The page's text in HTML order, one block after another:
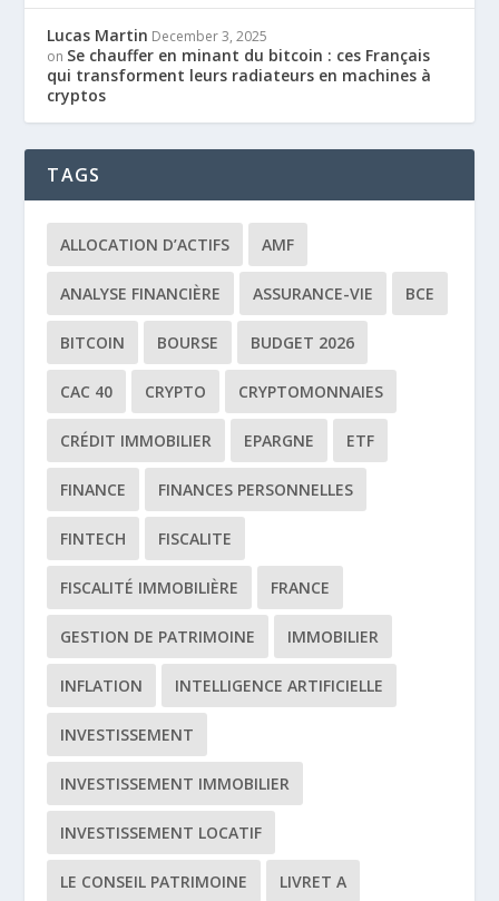
Lucas Martin December 3, 2025
on Se chauffer en minant du bitcoin : ces Français
qui transforment leurs radiateurs en machines à
cryptos
TAGS
ALLOCATION D’ACTIFS AMF
ANALYSE FINANCIÈRE ASSURANCE-VIE BCE
BITCOIN BOURSE BUDGET 2026
CAC 40 CRYPTO CRYPTOMONNAIES
CRÉDIT IMMOBILIER EPARGNE ETF
FINANCE FINANCES PERSONNELLES
FINTECH FISCALITE
FISCALITÉ IMMOBILIÈRE FRANCE
GESTION DE PATRIMOINE IMMOBILIER
INFLATION INTELLIGENCE ARTIFICIELLE
INVESTISSEMENT
INVESTISSEMENT IMMOBILIER
INVESTISSEMENT LOCATIF
LE CONSEIL PATRIMOINE LIVRET A